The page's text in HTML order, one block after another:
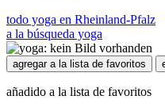
todo yoga en Rheinland-Pfalz
a la búsqueda yoga
agregar a la lista de favoritos
añadido a la lista de favoritos